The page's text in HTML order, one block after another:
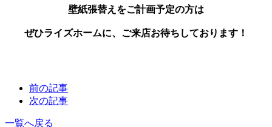
壁紙張替えをご計画予定の方は
ぜひライズホームに、ご来店お待ちしております！
前の記事
次の記事
一覧へ戻る